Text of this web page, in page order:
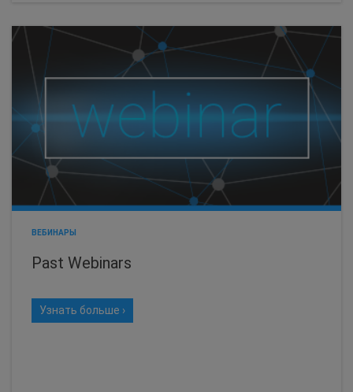
ВЕБИНАРЫ
Past Webinars
Узнать больше ›